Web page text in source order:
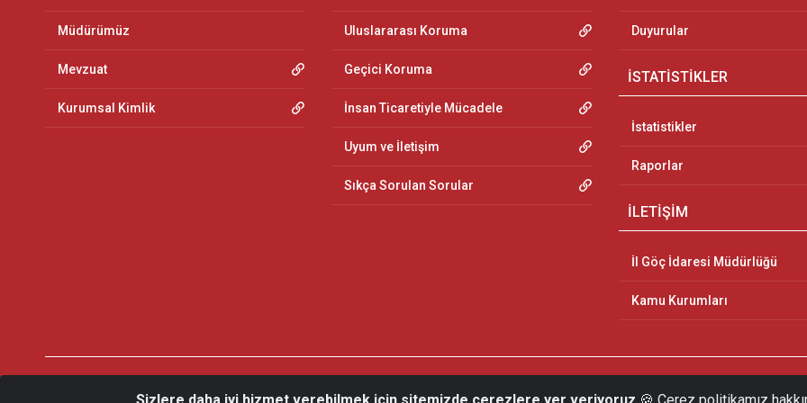
Müdürümüz
Mevzuat
Kurumsal Kimlik
Uluslararası Koruma
Geçici Koruma
İnsan Ticaretiyle Mücadele
Uyum ve İletişim
Sıkça Sorulan Sorular
Duyurular
İSTATİSTİKLER
İstatistikler
Raporlar
İLETİŞİM
İl Göç İdaresi Müdürlüğü
Kamu Kurumları